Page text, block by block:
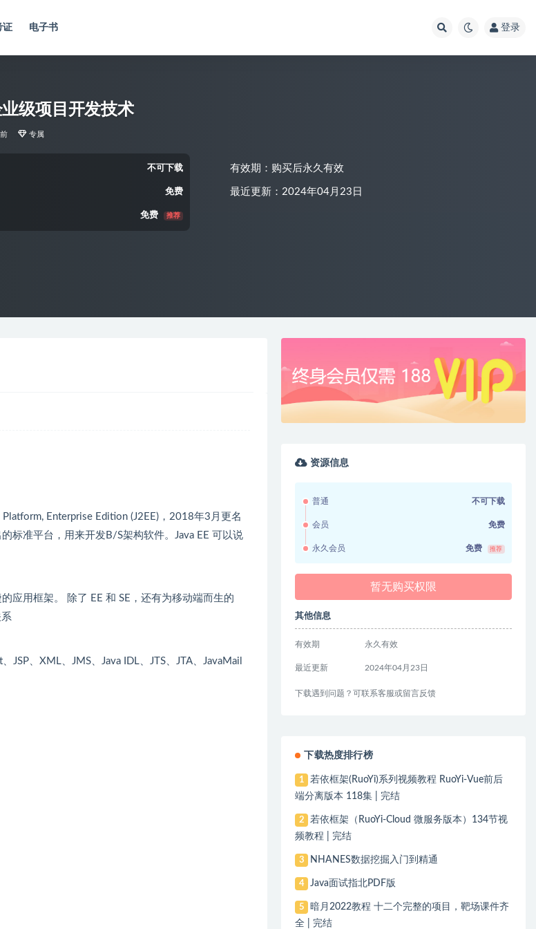
证 电子书 登录
业级项目开发技术
专属
不可下载
免费
免费 推荐
有效期：购买后永久有效
最近更新：2024年04月23日
Enterprise Edition (J2EE)，2018年3月更名
标准平台，用来开发B/S架构软件。Java EE 可以说
应用框架。 除了 EE 和 SE，还有为移动端而生的
、XML、JMS、Java IDL、JTS、JTA、JavaMail
资源信息
普通 不可下载
会员 免费
永久会员 免费 推荐
暂无购买权限
其他信息
有效期 永久有效
最近更新 2024年04月23日
下载遇到问题？可联系客服或留言反馈
下载热度排行榜
1
若依框架(RuoYi)系列视频教程 RuoYi-Vue前后
端分离版本 118集 | 完结
2
若依框架（RuoYi-Cloud 微服务版本）134节视
频教程 | 完结
3 NHANES数据挖掘入门到精通
4 Java面试指北PDF版
5
暗月2022教程 十二个完整的项目，靶场课件齐
全 | 完结